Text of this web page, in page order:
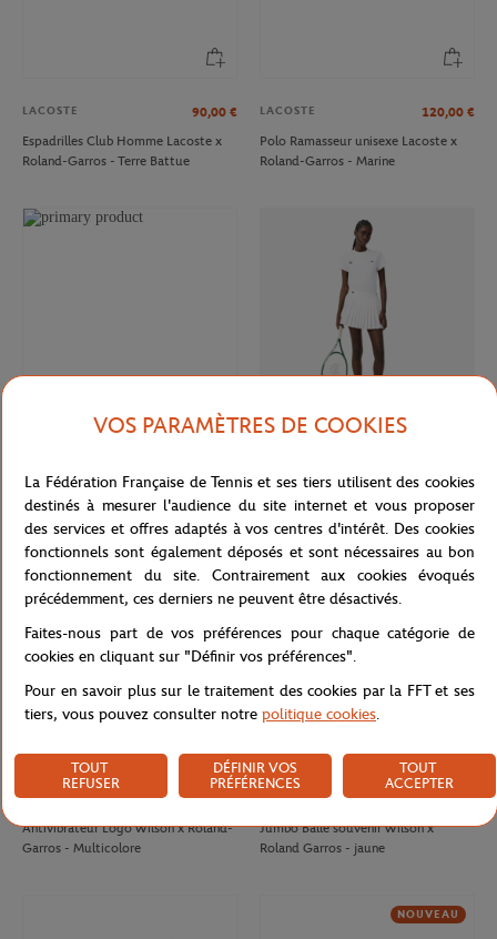
LACOSTE 90,00 €
Espadrilles Club Homme Lacoste x
Roland-Garros - Terre Battue
LACOSTE 120,00 €
Polo Ramasseur unisexe Lacoste x
Roland-Garros - Marine
Polo Arbitre Homme Lacoste x
Roland-Garros - Marine
Jupe Ramasseuse femme Lacoste x
Roland-Garros - Blanc
WILSON 8,00 €
Antivibrateur Logo Wilson x Roland-
Garros - Multicolore
WILSON 32,00 €
Jumbo Balle souvenir Wilson x
Roland Garros - jaune
NOUVEAU
VOS PARAMÈTRES DE COOKIES
La Fédération Française de Tennis et ses tiers utilisent des cookies
destinés à mesurer l'audience du site internet et vous proposer
des services et offres adaptés à vos centres d'intérêt. Des cookies
fonctionnels sont également déposés et sont nécessaires au bon
fonctionnement du site. Contrairement aux cookies évoqués
précédemment, ces derniers ne peuvent être désactivés.
Faites-nous part de vos préférences pour chaque catégorie de
cookies en cliquant sur "Définir vos préférences".
Pour en savoir plus sur le traitement des cookies par la FFT et ses
tiers, vous pouvez consulter notre politique cookies.
TOUT
REFUSER
DÉFINIR VOS
PRÉFÉRENCES
TOUT
ACCEPTER